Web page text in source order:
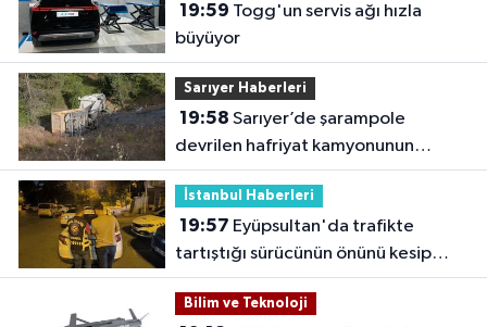
19:59
büyüyor
Sarıyer Haberleri
19:58
devrilen hafriyat kamyonunun
şoförü yaralandı
İstanbul Haberleri
19:57
tartıştığı sürücünün önünü kesip
tehdit eden saldırgana 180 bin lira
ceza
Bilim ve Teknoloji